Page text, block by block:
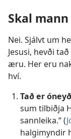
Skal
Nei. Sjálvt um
Jesusi, hevði
æru. Her eru
hví.
Tað er
sum tilbiðja
sannleika.“ (
halgimyndir